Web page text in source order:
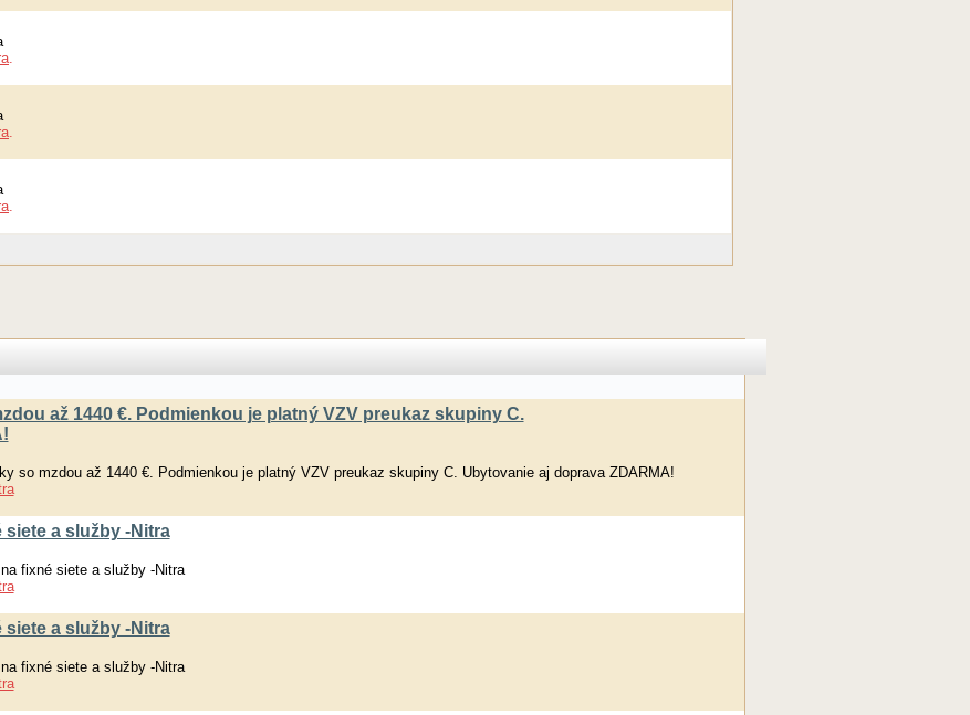
.
.
.
až 1440 €. Podmienkou je platný VZV preukaz skupiny C.
so mzdou až 1440 €. Podmienkou je platný VZV preukaz skupiny C. Ubytovanie aj doprava ZDARMA!
a služby -Nitra
fixné siete a služby -Nitra
a služby -Nitra
fixné siete a služby -Nitra